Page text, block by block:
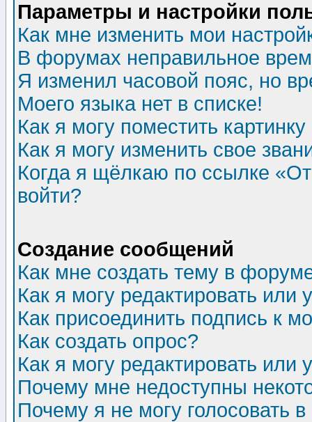
Параметры и настройки
Как мне изменить мои
В форумах неправильное
Я изменил часовой пояс, но
Моего языка нет в списке!
Как я могу поместить
Как я могу изменить свое
Когда я щёлкаю по ссылке
войти?
Создание сообщений
Как мне создать тему в
Как я могу редактировать или
Как присоединить подпись к
Как создать опрос?
Как я могу редактировать или
Почему мне недоступны
Почему я не могу голосовать